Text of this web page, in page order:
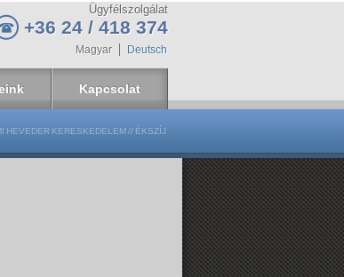
Ügyfélszolgálat
+36 24 / 418 374
Magyar Deutsch
Kapcsolat
HEVEDER KERESKEDELEM// ÉKSZÍJ